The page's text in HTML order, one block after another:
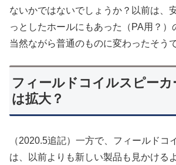
ないかではないでしょうか？以前は、
っとしたホールにもあった（PA用？）
当然ながら普通のものに変わったそうで
フィールドコイルスピー
は拡大？
（2020.5追記）一方で、フィールドコ
は、以前よりも新しい製品も見かける